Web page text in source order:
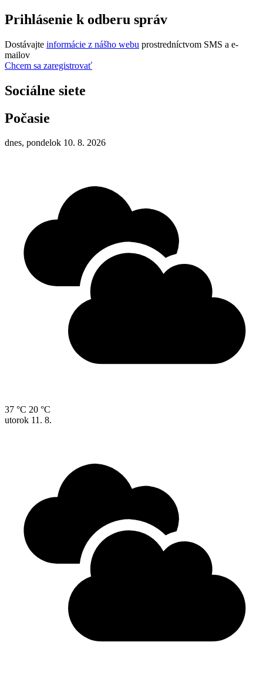
Prihlásenie k odberu správ
Dostávajte informácie z nášho webu prostredníctvom SMS a e-
mailov
Chcem sa zaregistrovať
Sociálne siete
Počasie
dnes, pondelok 10. 8. 2026
37 °C 20 °C
utorok 11. 8.